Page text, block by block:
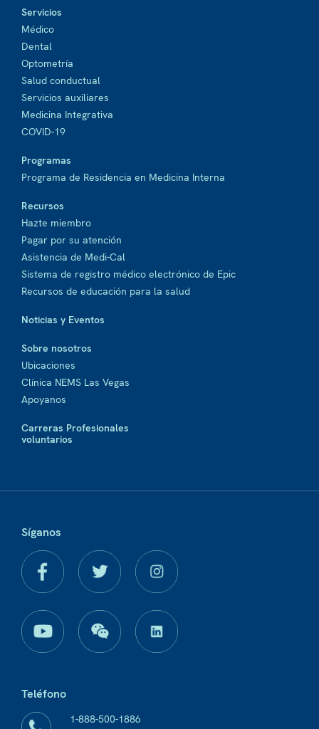
Servicios
Médico
Dental
Optometría
Salud conductual
Servicios auxiliares
Medicina Integrativa
COVID-19
Programas
Programa de Residencia en Medicina Interna
Recursos
Hazte miembro
Pagar por su atención
Asistencia de Medi-Cal
Sistema de registro médico electrónico de Epic
Recursos de educación para la salud
Noticias y Eventos
Sobre nosotros
Ubicaciones
Clínica NEMS Las Vegas
Apoyanos
Carreras Profesionales
voluntarios
Síganos
Teléfono
1-888-500-1886